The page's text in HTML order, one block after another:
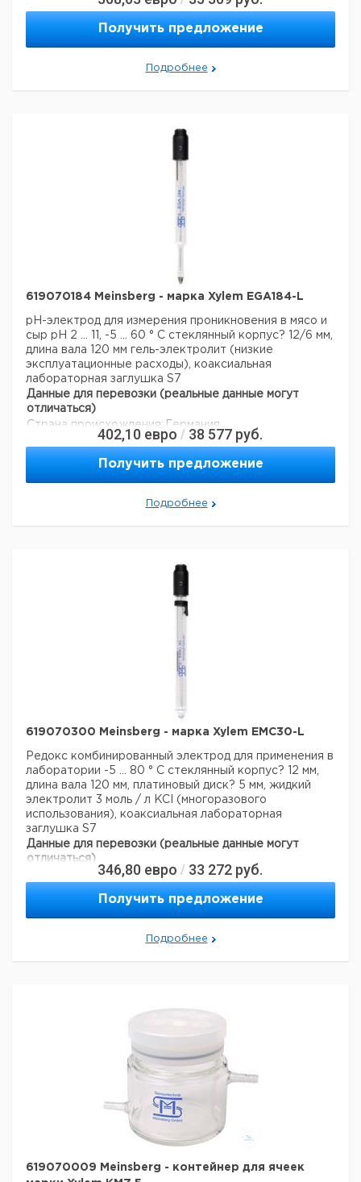
Страна происхождения:Германия
Получить предложение
Подробнее
619070184 Meinsberg - марка Xylem EGA184-L
pH-электрод для измерения проникновения в мясо и
сыр рН 2 ... 11, -5 ... 60 ° С стеклянный корпус? 12/6 мм,
длина вала 120 мм гель-электролит (низкие
эксплуатационные расходы), коаксиальная
лабораторная заглушка S7
Данные для перевозки (реальные данные могут
отличаться)
Страна происхождения: Германия
402,10 евро / 38 577 руб.
Получить предложение
Подробнее
619070300 Meinsberg - марка Xylem EMC30-L
Редокс комбинированный электрод для применения в
лаборатории -5 ... 80 ° С стеклянный корпус? 12 мм,
длина вала 120 мм, платиновый диск? 5 мм, жидкий
электролит 3 моль / л KCI (многоразового
использования), коаксиальная лабораторная
заглушка S7
Данные для перевозки (реальные данные могут
отличаться)
Страна происхождения:Германия
346,80 евро / 33 272 руб.
Получить предложение
Подробнее
619070009 Meinsberg - контейнер для ячеек